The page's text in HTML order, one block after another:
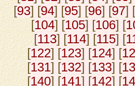
[93] [94] [95] [96] [97] [
[104] [105] [106] [
[113] [114] [115] [
[122] [123] [124] [
[131] [132] [133] [
[140] [141] [142] [